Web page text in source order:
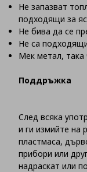
Не запазват
подходящи за
Не бива да се
Не са
Мек метал,
Поддръжка
След всяка
и ги измийте на
пластмаса,
прибори или
надраскат или